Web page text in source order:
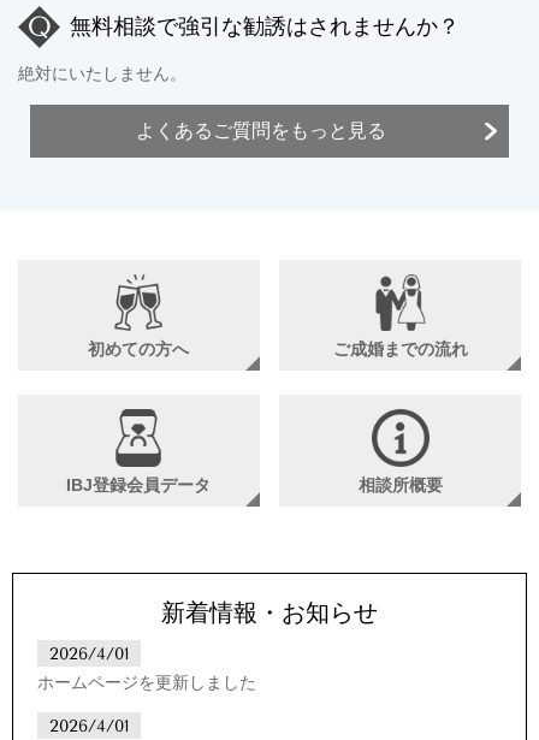
無料相談で強引な勧誘はされませんか？
絶対にいたしません。
よくあるご質問をもっと見る
初めての方へ ご成婚までの流れ
IBJ登録会員データ 相談所概要
新着情報・お知らせ
2026/4/01
ホームページを更新しました
2026/4/01